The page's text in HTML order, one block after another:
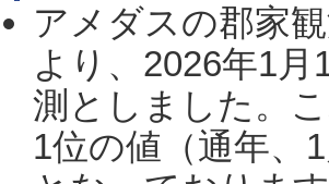
アメダスの郡家
より、2026年1
測としました。
1位の値（通年、